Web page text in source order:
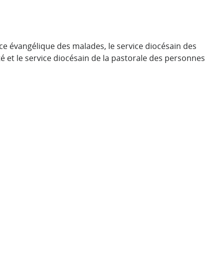
évangélique des malades, le service diocésain des
le service diocésain de la pastorale des personnes